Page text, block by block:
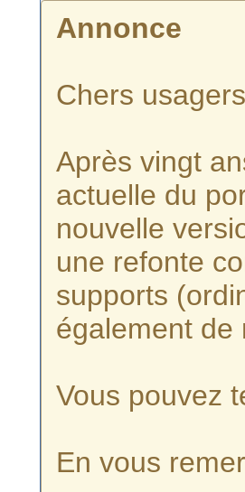
Annonce
Chers
Après vingt
actuelle du
nouvelle
une refonte
supports
également de
Vous pouvez
En vous